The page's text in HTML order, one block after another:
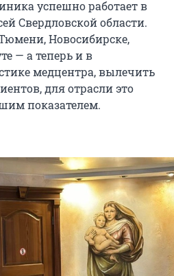
успешно работает в
Свердловской области.
Новосибирске,
— а теперь и в
медцентра, вылечить
для отрасли это
показателем.